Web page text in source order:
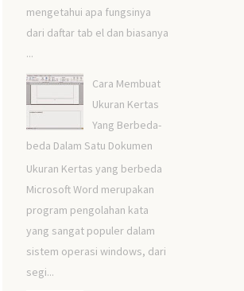
mengetahui apa fungsinya
dari daftar tab el dan biasanya
...
Cara Membuat
Ukuran Kertas
Yang Berbeda-
beda Dalam Satu Dokumen
Ukuran Kertas yang berbeda
Microsoft Word merupakan
program pengolahan kata
yang sangat populer dalam
sistem operasi windows, dari
segi...